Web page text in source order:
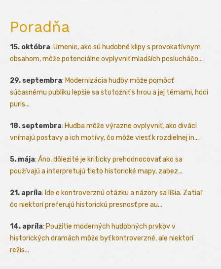
Poradňa
15. októbra: Umenie, ako sú hudobné klipy s provokatívnym
obsahom, môže potenciálne ovplyvniť mladších poslucháčo...
29. septembra: Modernizácia hudby môže pomôcť
súčasnému publiku lepšie sa stotožniť s hrou a jej témami, hoci
puris...
18. septembra: Hudba môže výrazne ovplyvniť, ako diváci
vnímajú postavy a ich motívy, čo môže viesť k rozdielnej in...
5. mája: Áno, dôležité je kriticky prehodnocovať ako sa
používajú a interpretujú tieto historické mapy, zabez...
21. apríla: Ide o kontroverznú otázku a názory sa líšia. Zatiaľ
čo niektorí preferujú historickú presnosť pre au...
14. apríla: Použitie moderných hudobných prvkov v
historických dramách môže byť kontroverzné, ale niektorí
režis...